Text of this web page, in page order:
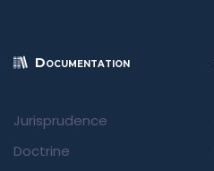
Documentation
Jurisprudence
Doctrine